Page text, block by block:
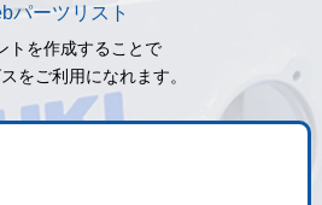
パーツリスト
トを作成することで
をご利用になれます。